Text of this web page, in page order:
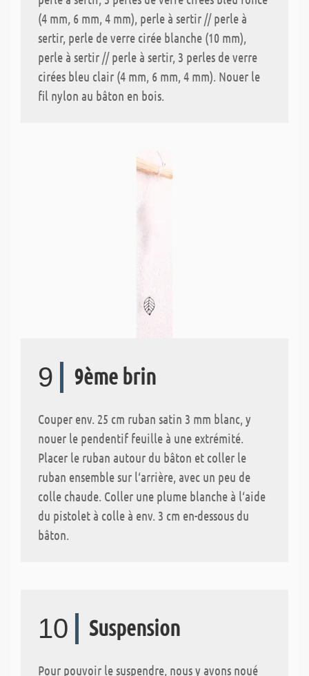
(4 mm, 6 mm, 4 mm), perle à sertir // perle à
sertir, perle de verre cirée blanche (10 mm),
perle à sertir // perle à sertir, 3 perles de verre
cirées bleu clair (4 mm, 6 mm, 4 mm). Nouer le
fil nylon au bâton en bois.
9 9ème brin
Couper env. 25 cm ruban satin 3 mm blanc, y
nouer le pendentif feuille à une extrémité.
Placer le ruban autour du bâton et coller le
ruban ensemble sur l‘arrière, avec un peu de
colle chaude. Coller une plume blanche à l‘aide
du pistolet à colle à env. 3 cm en-dessous du
bâton.
10 Suspension
Pour pouvoir le suspendre, nous y avons noué